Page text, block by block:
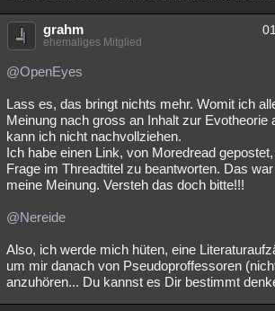
grahm
ehemaliges Mitglied
@OpenEyes
Lass es, das bringt nichts mehr. Womit ich
Meinung nach gross an Inhalt zur Evotheorie
kann ich nicht nachvollziehen.
Ich habe einen Link, von Moredread
Frage im Threadtitel zu beantworten. Das
meine Meinung. Versteh das doch bitte!!!
@Nereide
Also, ich werde mich hüten, eine
um mir danach von Pseudoproffessoren
anzuhören... Du kannst es Dir bestimmt